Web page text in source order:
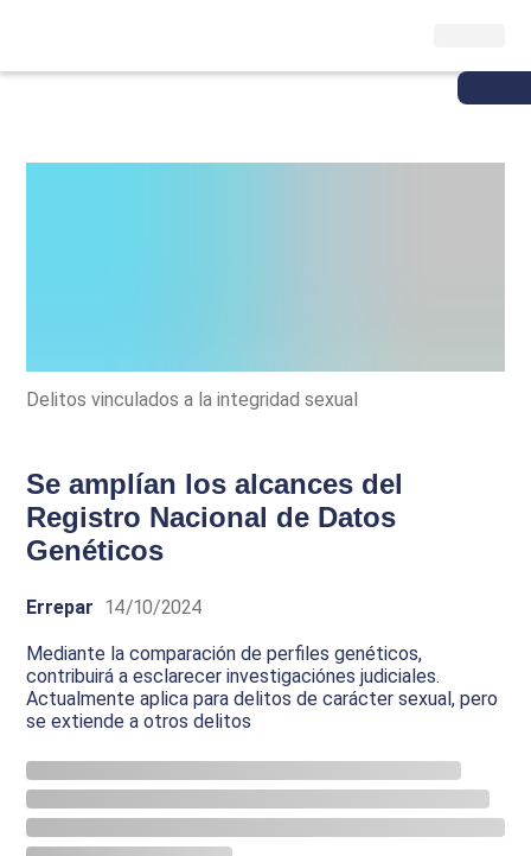
Delitos vinculados a la integridad sexual
Se amplían los alcances del
Registro Nacional de Datos
Genéticos
Errepar 14/10/2024
Mediante la comparación de perfiles genéticos,
contribuirá a esclarecer investigaciónes judiciales.
Actualmente aplica para delitos de carácter sexual, pero
se extiende a otros delitos